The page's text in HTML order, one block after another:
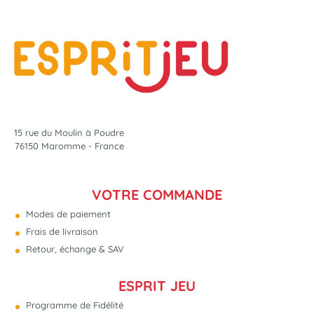
15 rue du Moulin à Poudre
76150 Maromme - France
VOTRE COMMANDE
Modes de paiement
Frais de livraison
Retour, échange & SAV
ESPRIT JEU
Programme de Fidélité